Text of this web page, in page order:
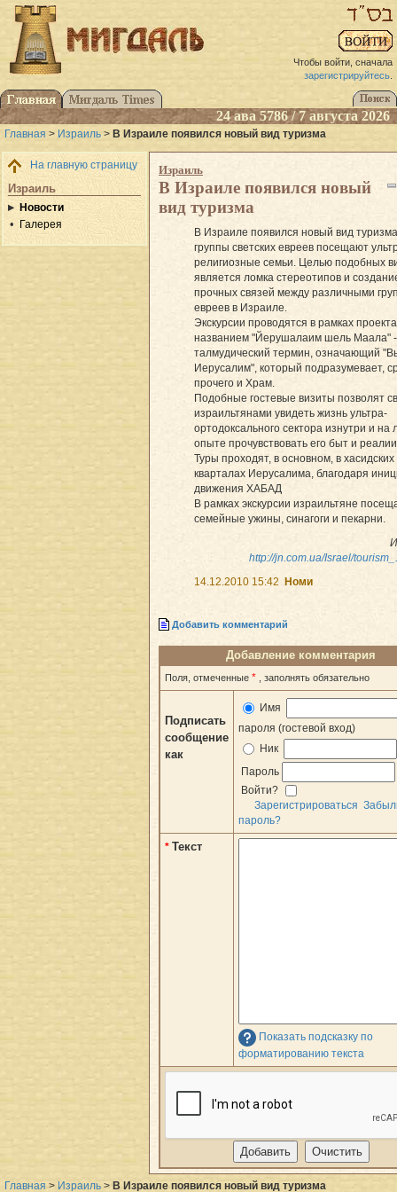
Чтобы войти, сначала
зарегистрируйтесь.
24 ава 5786 / 7 августа 2026
Главная > Израиль > В Израиле появился новый вид туризма
На главную страницу
Израиль
Новости
Галерея
Израиль
В Израиле появился новый
вид туризма
В Израиле появился новый вид
группы светских евреев посещают
религиозные семьи. Целью подобных
является ломка стереотипов и
прочных связей между различными
евреев в Израиле.
Экскурсии проводятся в рамках
названием "Йерушалаим шель Маала" -
талмудический термин, означающий
Иерусалим", который подразумевает,
прочего и Храм.
Подобные гостевые визиты позволят
израильтянами увидеть жизнь ультра-
ортодоксального сектора изнутри и на
опыте прочувствовать его быт и
Туры проходят, в основном, в хасидских
кварталах Иерусалима, благодаря
движения ХАБАД
В рамках экскурсии израильтяне
семейные ужины, синагоги и пекарни.
http://jn.com.ua/Israel/
14.12.2010 15:42
Номи
Добавить комментарий
Добавление комментария
Поля, отмеченные * , заполнять обязательно
Подписать
сообщение
как
Имя
пароля (гостевой вход)
Ник
Пароль
Войти?
Зарегистрироваться
пароль?
* Текст
Показать подсказку по
форматированию текста
Главная > Израиль > В Израиле появился новый вид туризма